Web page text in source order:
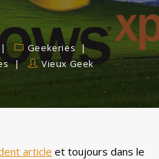
Geekeries
Vieux Geek
article et toujours dans le